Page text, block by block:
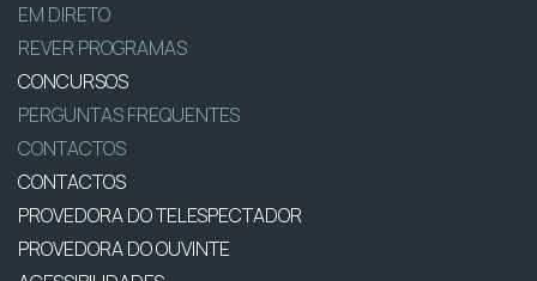
EM DIRETO
REVER PROGRAMAS
CONCURSOS
PERGUNTAS FREQUENTES
CONTACTOS
CONTACTOS
PROVEDORA DO TELESPECTADOR
PROVEDORA DO OUVINTE